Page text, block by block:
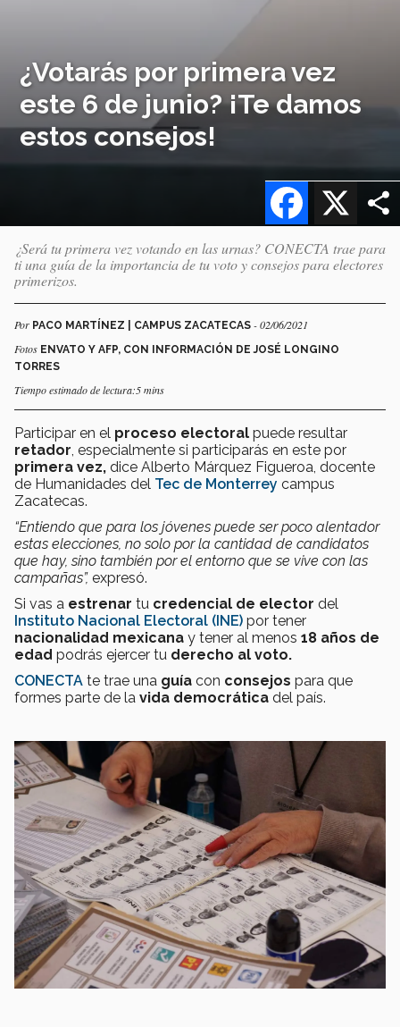
¿Votarás por primera vez
este 6 de junio? ¡Te damos
estos consejos!
X
Facebook
¿Será tu primera vez votando en las urnas? CONECTA trae para
ti una guía de la importancia de tu voto y consejos para electores
primerizos.
Por PACO MARTÍNEZ | CAMPUS ZACATECAS - 02/06/2021
Fotos ENVATO Y AFP, CON INFORMACIÓN DE JOSÉ LONGINO
TORRES
Tiempo estimado de lectura:5 mins
Participar en el proceso electoral puede resultar
retador , especialmente si participarás en este por
primera vez, dice Alberto Márquez Figueroa, docente
de Humanidades del Tec de Monterrey campus
Zacatecas.
“Entiendo que para los jóvenes puede ser poco alentador
estas elecciones, no solo por la cantidad de candidatos
que hay, sino también por el entorno que se vive con las
campañas”, expresó.
Si vas a estrenar tu credencial de elector del
Instituto Nacional Electoral (INE) por tener
nacionalidad mexicana y tener al menos 18 años de
edad podrás ejercer tu derecho al voto.
CONECTA te trae una guía con consejos para que
formes parte de la vida democrática del país.